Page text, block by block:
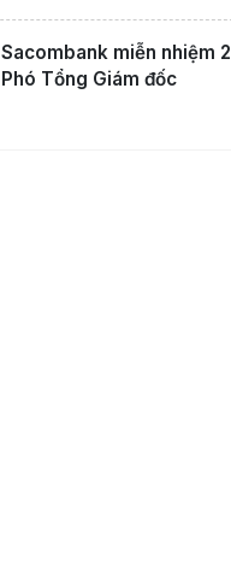
Sacombank miễn nhiệm 2
Phó Tổng Giám đốc